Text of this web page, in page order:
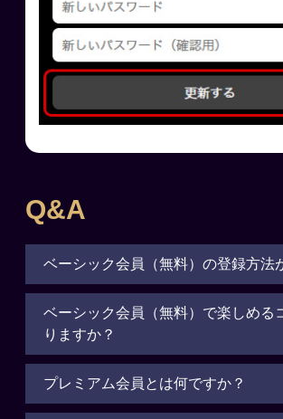
Q&A
ベーシック会員（無料）の登録方法
ベーシック会員（無料）で楽しめる
りますか？
プレミアム会員とは何ですか？